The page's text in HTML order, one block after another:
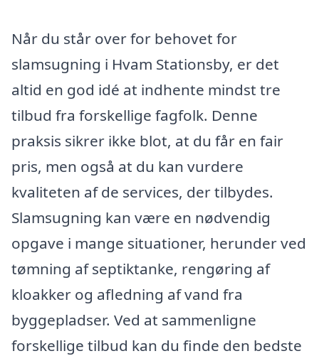
Når du står over for behovet for
slamsugning i Hvam Stationsby, er det
altid en god idé at indhente mindst tre
tilbud fra forskellige fagfolk. Denne
praksis sikrer ikke blot, at du får en fair
pris, men også at du kan vurdere
kvaliteten af de services, der tilbydes.
Slamsugning kan være en nødvendig
opgave i mange situationer, herunder ved
tømning af septiktanke, rengøring af
kloakker og afledning af vand fra
byggepladser. Ved at sammenligne
forskellige tilbud kan du finde den bedste